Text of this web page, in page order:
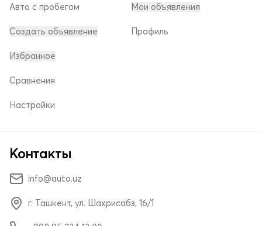
Авто с пробегом
Создать объявление
Мои объявления
Профиль
Избранное
Сравнения
Настройки
Контакты
info@auto.uz
г. Ташкент, ул. Шахрисабз, 16/1